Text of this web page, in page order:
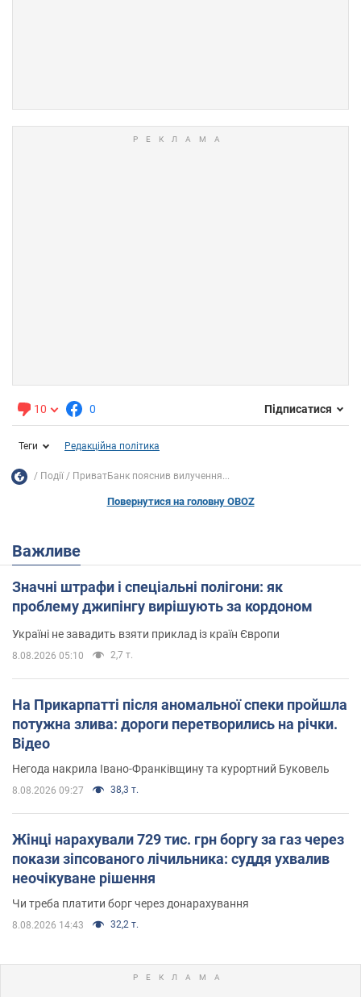
10 0 Підписатися
Теги Редакційна політика
Події ПриватБанк пояснив вилучення...
Повернутися на головну OBOZ
Важливе
Значні штрафи і спеціальні полігони: як
проблему джипінгу вирішують за кордоном
Україні не завадить взяти приклад із країн Європи
8.08.2026 05:10 2,7 т.
На Прикарпатті після аномальної спеки пройшла
потужна злива: дороги перетворились на річки.
Відео
Негода накрила Івано-Франківщину та курортний Буковель
8.08.2026 09:27 38,3 т.
Жінці нарахували 729 тис. грн боргу за газ через
покази зіпсованого лічильника: суддя ухвалив
неочікуване рішення
Чи треба платити борг через донарахування
8.08.2026 14:43 32,2 т.